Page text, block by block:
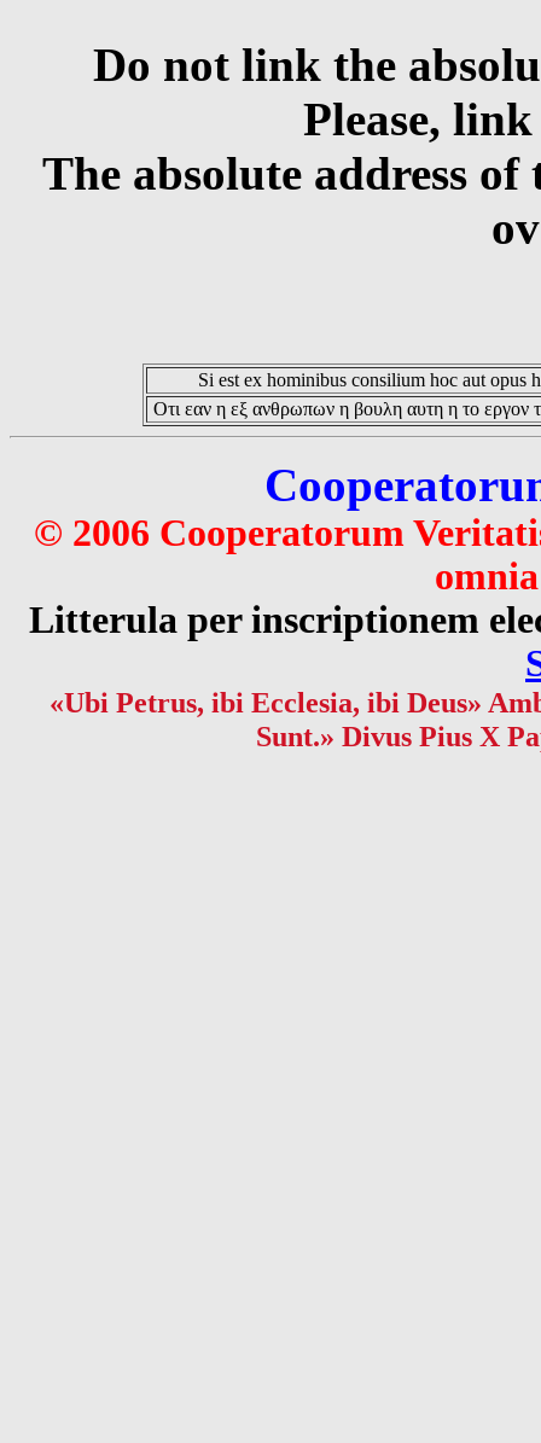
Do not link the
Please,
The absolute address
Si est ex hominibus consilium hoc aut opus
Οτι εαν η εξ ανθρωπων η βουλη αυτη η το εργον
© 2006 Cooperatorum
Litterula per inscriptionem
«Ubi Petrus, ibi Ecclesia, ibi Deus»
Sunt.» Divus Pius X